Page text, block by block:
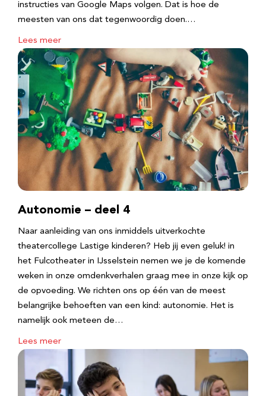
instructies van Google Maps volgen. Dat is hoe de
meesten van ons dat tegenwoordig doen.…
Lees meer
Autonomie – deel 4
Naar aanleiding van ons inmiddels uitverkochte
theatercollege Lastige kinderen? Heb jij even geluk! in
het Fulcotheater in IJsselstein nemen we je de komende
weken in onze omdenkverhalen graag mee in onze kijk op
de opvoeding. We richten ons op één van de meest
belangrijke behoeften van een kind: autonomie. Het is
namelijk ook meteen de…
Lees meer